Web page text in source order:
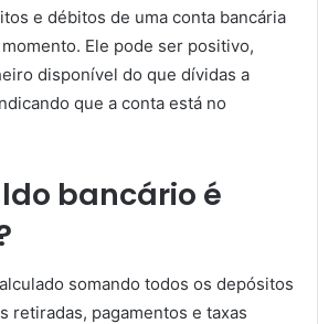
e débitos de uma conta bancária
Ele pode ser positivo,
disponível do que dívidas a
que a conta está no
bancário é
somando todos os depósitos
retiradas, pagamentos e taxas